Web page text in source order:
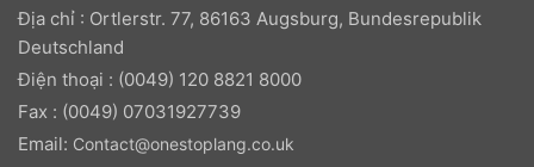
Địa chỉ : Ortlerstr. 77, 86163 Augsburg, Bundesrepublik
Deutschland
Điện thoại : (0049) 120 8821 8000
Fax : (0049) 07031927739
Email: Contact@onestoplang.co.uk